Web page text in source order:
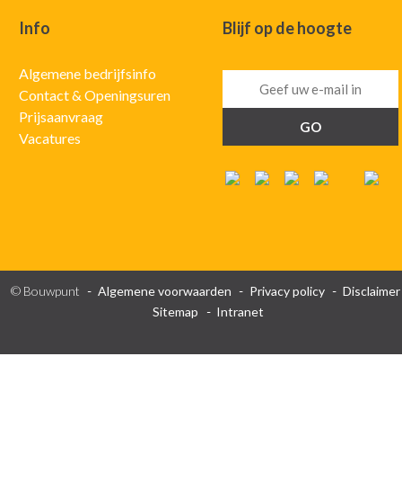
Info
Algemene bedrijfsinfo
Contact & Openingsuren
Prijsaanvraag
Vacatures
Blijf op de hoogte
© Bouwpunt Algemene voorwaarden Privacy policy
Disclaimer
Sitemap
Intranet